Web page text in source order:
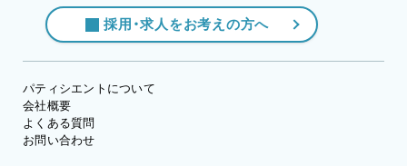
採用・求人をお考えの方へ
パティシエントについて
会社概要
よくある質問
お問い合わせ